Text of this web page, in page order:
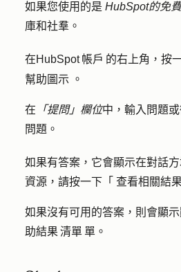
如果您使用的是 HubSpot的免
庫和社羣。
在HubSpot 帳戶 的右上角，按
幫助圖示 。
在 「提問」欄位中，輸入 問題
問題 。
如果有答案，它會顯示在對話
資源，請按一下「 查看相關結果
如果沒有可用的答案，則會顯
助結果 清單 單。